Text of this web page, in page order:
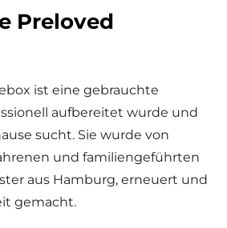
Preloved
ist eine gebrauchte
aufbereitet wurde und
sucht. Sie wurde von
und familiengeführten
aus Hamburg, erneuert und
gemacht.